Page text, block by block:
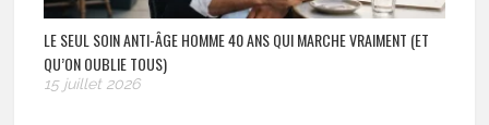
LE SEUL SOIN ANTI-ÂGE HOMME 40 ANS QUI MARCHE VRAIMENT (ET
QU’ON OUBLIE TOUS)
15 juillet 2026